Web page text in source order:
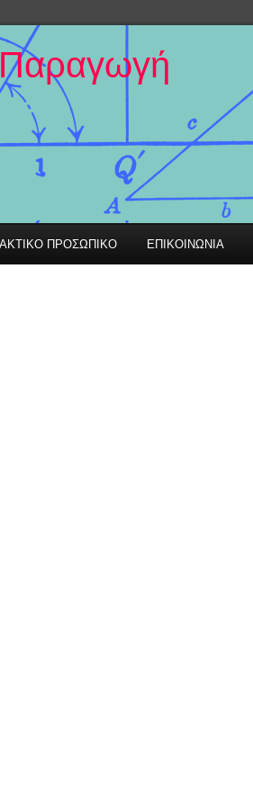
Παραγωγή
ΠΡΟΣΩΠΙΚΟ ΕΠΙΚΟΙΝΩΝΙΑ